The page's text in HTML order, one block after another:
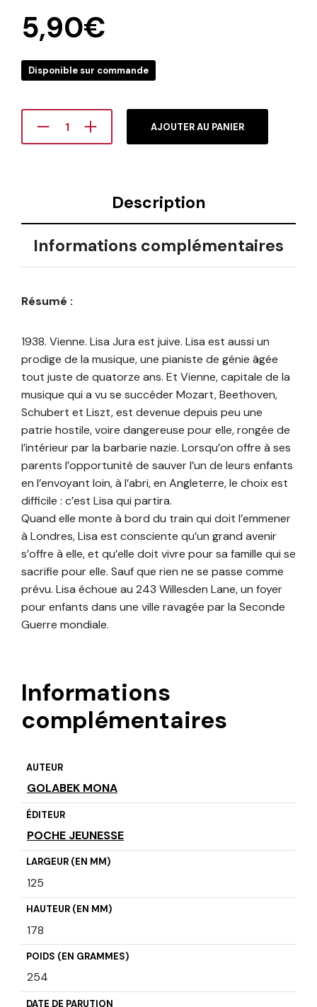
5,90€
Disponible sur commande
AJOUTER AU PANIER
Description
Informations complémentaires
Résumé :
1938. Vienne. Lisa Jura est juive. Lisa est aussi un
prodige de la musique, une pianiste de génie âgée
tout juste de quatorze ans. Et Vienne, capitale de la
musique qui a vu se succéder Mozart, Beethoven,
Schubert et Liszt, est devenue depuis peu une
patrie hostile, voire dangereuse pour elle, rongée de
l’intérieur par la barbarie nazie. Lorsqu’on offre à ses
parents l’opportunité de sauver l’un de leurs enfants
en l’envoyant loin, à l’abri, en Angleterre, le choix est
difficile : c’est Lisa qui partira.
Quand elle monte à bord du train qui doit l’emmener
à Londres, Lisa est consciente qu’un grand avenir
s’offre à elle, et qu’elle doit vivre pour sa famille qui se
sacrifie pour elle. Sauf que rien ne se passe comme
prévu. Lisa échoue au 243 Willesden Lane, un foyer
pour enfants dans une ville ravagée par la Seconde
Guerre mondiale.
Informations
complémentaires
AUTEUR
GOLABEK MONA
ÉDITEUR
POCHE JEUNESSE
LARGEUR (EN MM)
125
HAUTEUR (EN MM)
178
POIDS (EN GRAMMES)
254
DATE DE PARUTION